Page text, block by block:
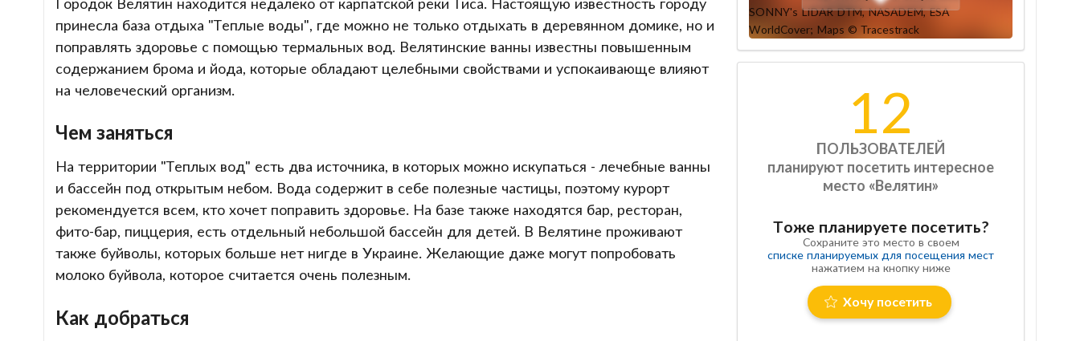
принесла база отдыха "Теплые воды", где можно не только отдыхать в деревянном домике, но и
поправлять здоровье с помощью термальных вод. Велятинские ванны известны повышенным
содержанием брома и йода, которые обладают целебными свойствами и успокаивающе влияют
на человеческий организм.
Чем заняться
На территории "Теплых вод" есть два источника, в которых можно искупаться - лечебные ванны
и бассейн под открытым небом. Вода содержит в себе полезные частицы, поэтому курорт
рекомендуется всем, кто хочет поправить здоровье. На базе также находятся бар, ресторан,
фито-бар, пиццерия, есть отдельный небольшой бассейн для детей. В Велятине проживают
также буйволы, которых больше нет нигде в Украине. Желающие даже могут попробовать
молоко буйвола, которое считается очень полезным.
Как добраться
12
ПОЛЬЗОВАТЕЛЕЙ
планируют посетить интересное
место «Велятин»
Тоже планируете посетить?
Сохраните это место в своем
списке планируемых для посещения мест
нажатием на кнопку ниже
Хочу посетить